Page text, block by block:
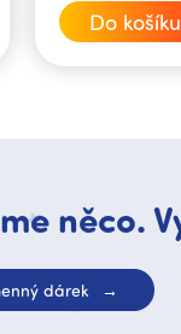
cena:Do košíku
něco.
dárek